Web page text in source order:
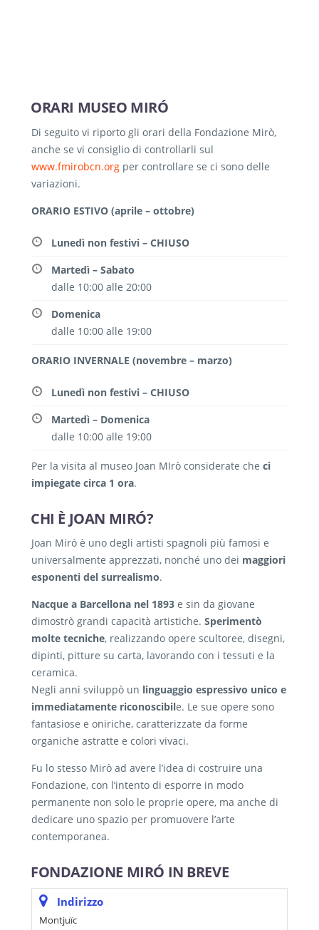
ORARI MUSEO MIRÓ
Di seguito vi riporto gli orari della Fondazione Mirò,
anche se vi consiglio di controllarli sul
www.fmirobcn.org per controllare se ci sono delle
variazioni.
ORARIO ESTIVO (aprile – ottobre)
Lunedì non festivi – CHIUSO
Martedì – Sabato
dalle 10:00 alle 20:00
Domenica
dalle 10:00 alle 19:00
ORARIO INVERNALE (novembre – marzo)
Lunedì non festivi – CHIUSO
Martedì – Domenica
dalle 10:00 alle 19:00
Per la visita al museo Joan MIrò considerate che ci
impiegate circa 1 ora.
CHI È JOAN MIRÓ?
Joan Miró è uno degli artisti spagnoli più famosi e
universalmente apprezzati, nonché uno dei maggiori
esponenti del surrealismo.
Nacque a Barcellona nel 1893 e sin da giovane
dimostrò grandi capacità artistiche. Sperimentò
molte tecniche, realizzando opere scultoree, disegni,
dipinti, pitture su carta, lavorando con i tessuti e la
ceramica.
Negli anni sviluppò un linguaggio espressivo unico e
immediatamente riconoscibile. Le sue opere sono
fantasiose e oniriche, caratterizzate da forme
organiche astratte e colori vivaci.
Fu lo stesso Mirò ad avere l’idea di costruire una
Fondazione, con l’intento di esporre in modo
permanente non solo le proprie opere, ma anche di
dedicare uno spazio per promuovere l’arte
contemporanea.
FONDAZIONE MIRÓ IN BREVE
Indirizzo
Montjuïc